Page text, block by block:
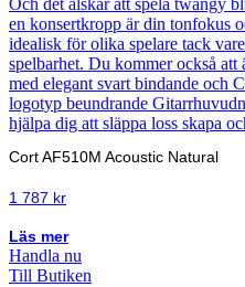
Cort AF510M Acoustic Natural
1 787 kr
Läs mer
Handla nu
Till Butiken